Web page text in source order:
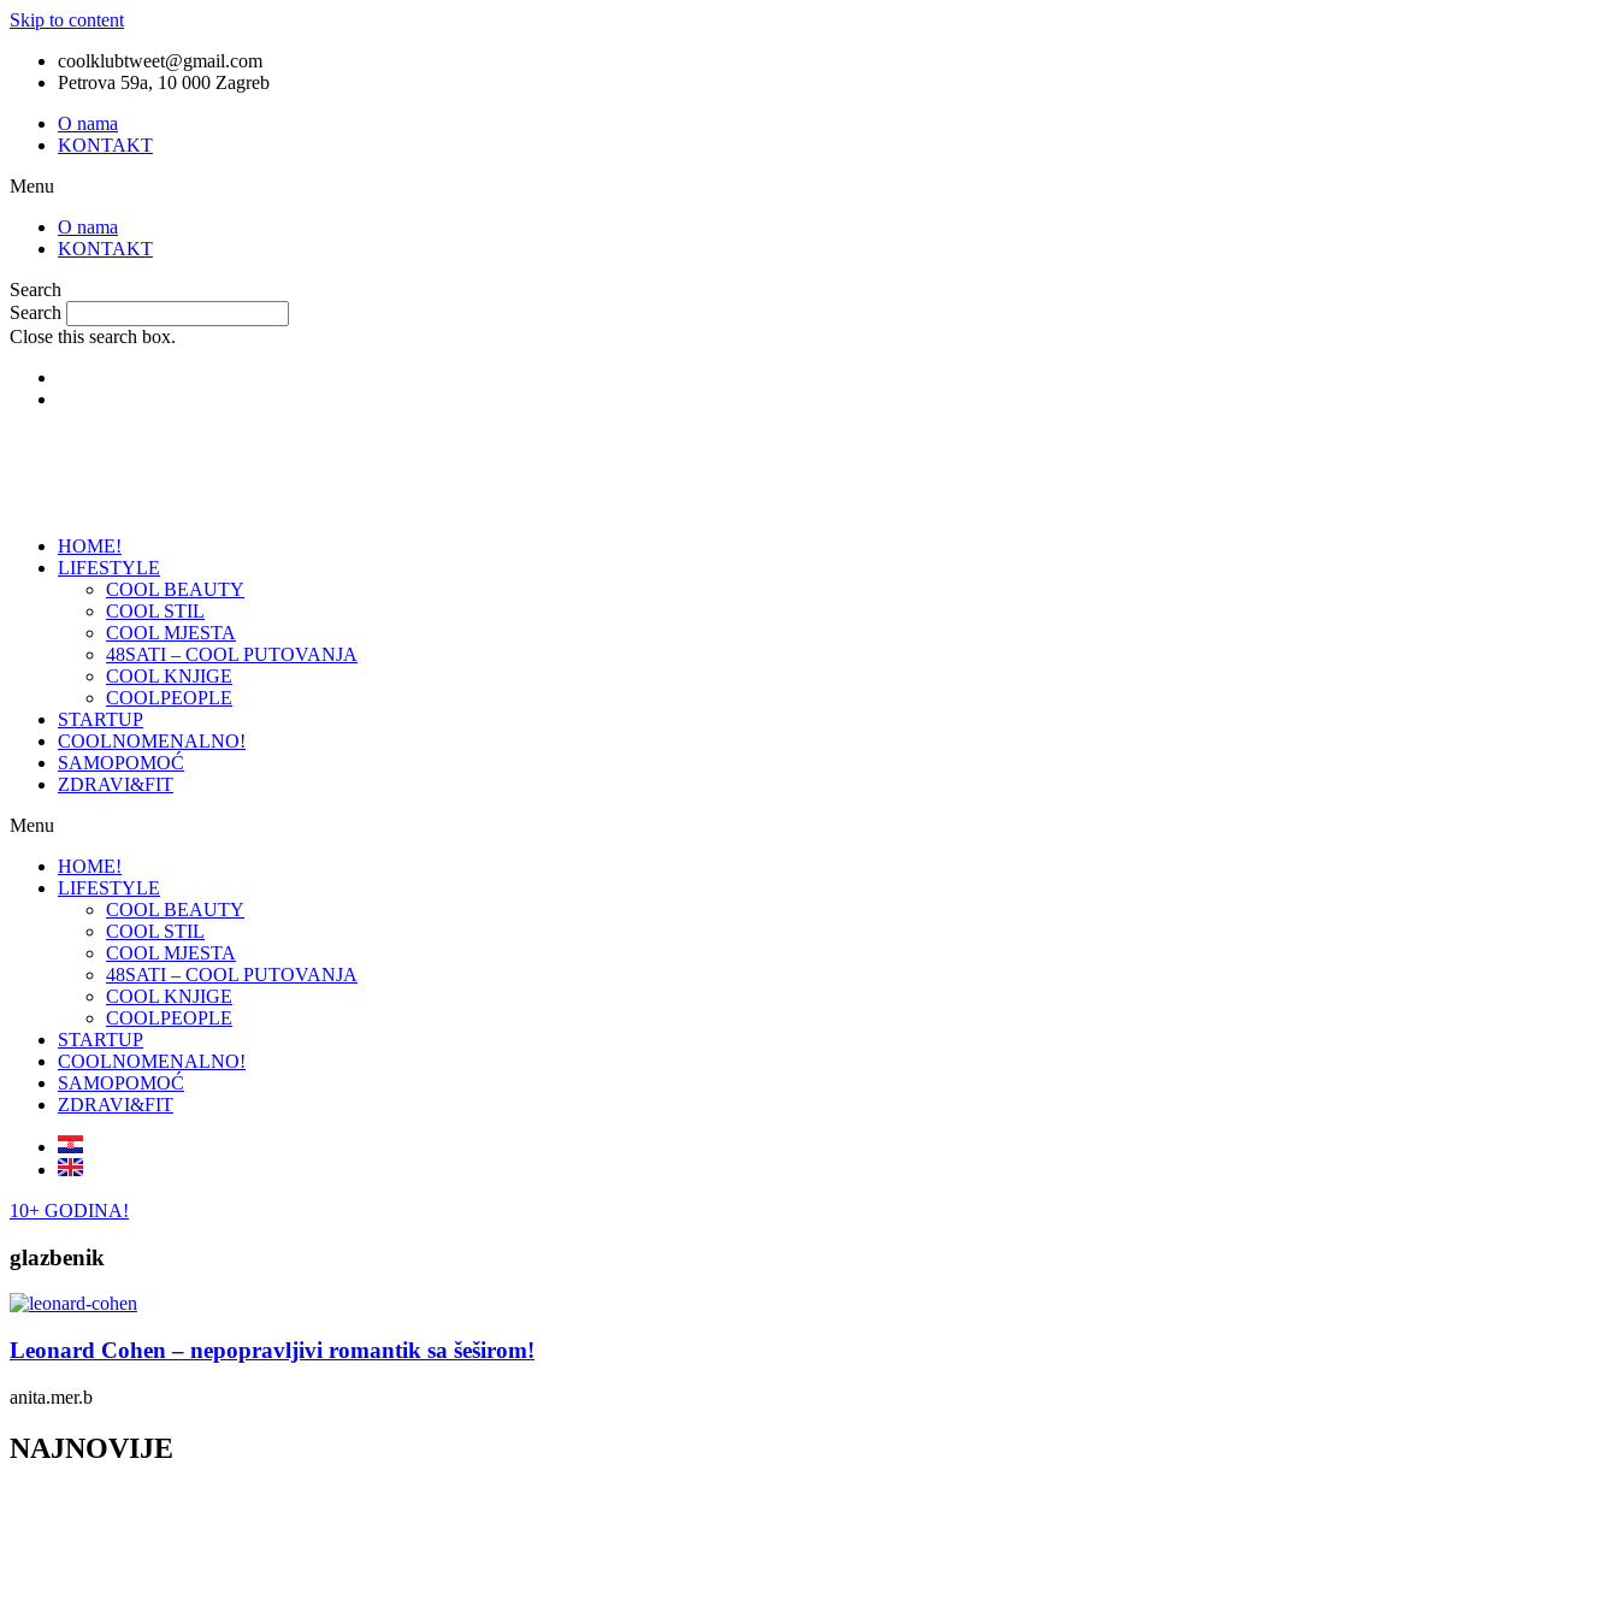
Skip to content
coolklubtweet@gmail.com
Petrova 59a, 10 000 Zagreb
O nama
KONTAKT
Menu
O nama
KONTAKT
Search
Search
Close this search box.
HOME!
LIFESTYLE
COOL BEAUTY
COOL STIL
COOL MJESTA
48SATI – COOL PUTOVANJA
COOL KNJIGE
COOLPEOPLE
STARTUP
COOLNOMENALNO!
SAMOPOMOĆ
ZDRAVI&FIT
Menu
HOME!
LIFESTYLE
COOL BEAUTY
COOL STIL
COOL MJESTA
48SATI – COOL PUTOVANJA
COOL KNJIGE
COOLPEOPLE
STARTUP
COOLNOMENALNO!
SAMOPOMOĆ
ZDRAVI&FIT
10+ GODINA!
glazbenik
Leonard Cohen – nepopravljivi romantik sa šeširom!
anita.mer.b
NAJNOVIJE